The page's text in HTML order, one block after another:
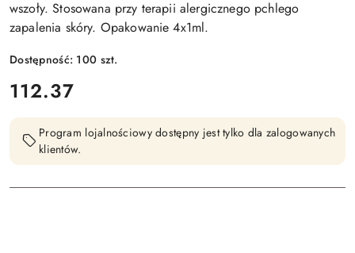
wszoły. Stosowana przy terapii alergicznego pchlego
zapalenia skóry. Opakowanie 4x1ml.
Dostępność: 100 szt.
cena:
112.37
Program lojalnościowy dostępny jest tylko dla zalogowanych
klientów.